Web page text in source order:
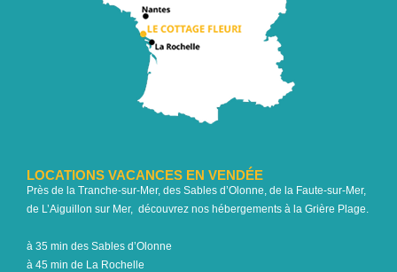
LOCATIONS VACANCES EN VENDÉE
Près de la Tranche-sur-Mer, des Sables d’Olonne, de la Faute-sur-Mer,
de L’Aiguillon sur Mer, découvrez nos hébergements à la Grière Plage.
à 35 min des Sables d’Olonne
à 45 min de La Rochelle